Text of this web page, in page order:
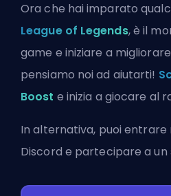
Ora che hai imparato
League of Legends, è il
game e iniziare a
pensiamo noi ad aiutarti!
Boost e inizia a giocare al
In alternativa, puoientrare
Discord e partecipare a un